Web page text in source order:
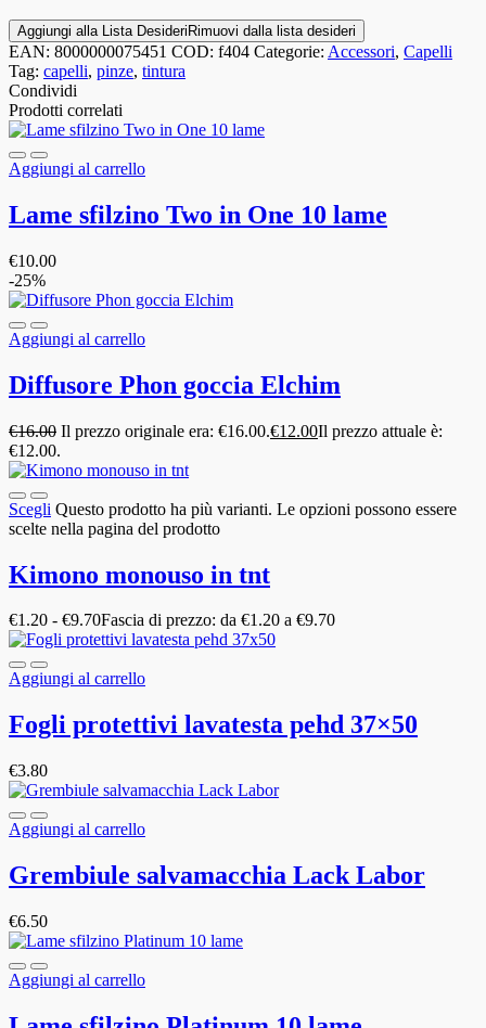
Aggiungi alla Lista Desideri Rimuovi dalla lista desideri
EAN: 8000000075451 COD: f404 Categorie: Accessori, Capelli
Tag: capelli, pinze, tintura
Condividi
Prodotti correlati
Aggiungi al carrello
Lame sfilzino Two in One 10 lame
€10.00
-25%
Aggiungi al carrello
Diffusore Phon goccia Elchim
€16.00 Il prezzo originale era: €16.00.€12.00Il prezzo attuale è:
€12.00.
Scegli Questo prodotto ha più varianti. Le opzioni possono essere
scelte nella pagina del prodotto
Kimono monouso in tnt
€1.20 - €9.70Fascia di prezzo: da €1.20 a €9.70
Aggiungi al carrello
Fogli protettivi lavatesta pehd 37×50
€3.80
Aggiungi al carrello
Grembiule salvamacchia Lack Labor
€6.50
Aggiungi al carrello